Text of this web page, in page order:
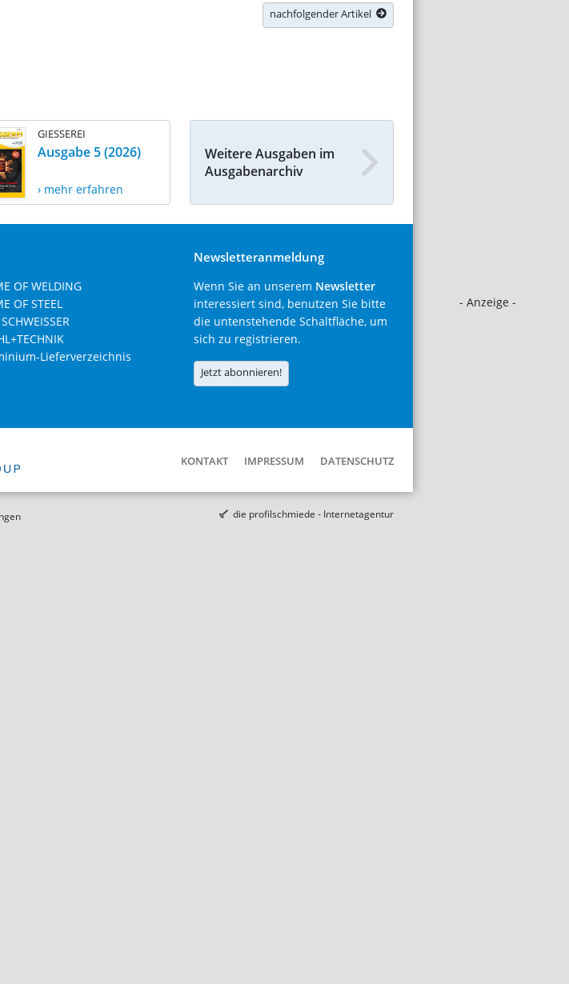
- Anzeige -
nachfolgender Artikel
GIESSEREI
Ausgabe 5 (2026)
› mehr erfahren
Weitere Ausgaben im
Ausgabenarchiv
OF WELDING
OF STEEL
Lieferverzeichnis
Newsletteranmeldung
Wenn Sie an unserem Newsletter
interessiert sind, benutzen Sie bitte
die untenstehende Schaltfläche, um
sich zu registrieren.
Jetzt abonnieren!
KONTAKT IMPRESSUM DATENSCHUTZ
die profilschmiede - Internetagentur